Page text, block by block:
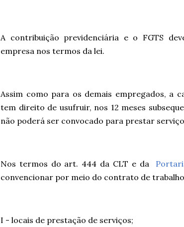
A contribuição previdenciária e o FGTS
empresa nos termos da lei.
Assim como para os demais empregados, a
tem direito de usufruir, nos 12 meses
não poderá ser convocado para prestar
Nos termos do art. 444 da CLT e da
convencionar por meio do contrato de
I - locais de prestação de serviços;